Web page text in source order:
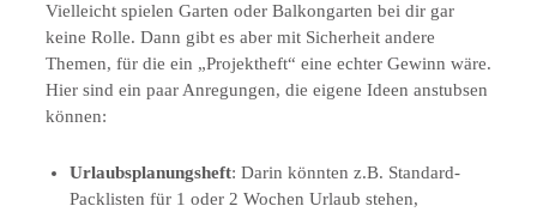
Vielleicht spielen Garten oder Balkongarten bei dir gar
keine Rolle. Dann gibt es aber mit Sicherheit andere
Themen, für die ein „Projektheft“ eine echter Gewinn wäre.
Hier sind ein paar Anregungen, die eigene Ideen anstubsen
können:
Urlaubsplanungsheft: Darin könnten z.B. Standard-
Packlisten für 1 oder 2 Wochen Urlaub stehen,